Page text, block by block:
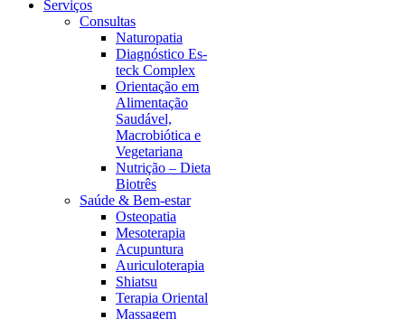
Serviços
Consultas
Naturopatia
Diagnóstico Es-
teck Complex
Orientação em
Alimentação
Saudável,
Macrobiótica e
Vegetariana
Nutrição – Dieta
Biotrês
Saúde & Bem-estar
Osteopatia
Mesoterapia
Acupuntura
Auriculoterapia
Shiatsu
Terapia Oriental
Massagem